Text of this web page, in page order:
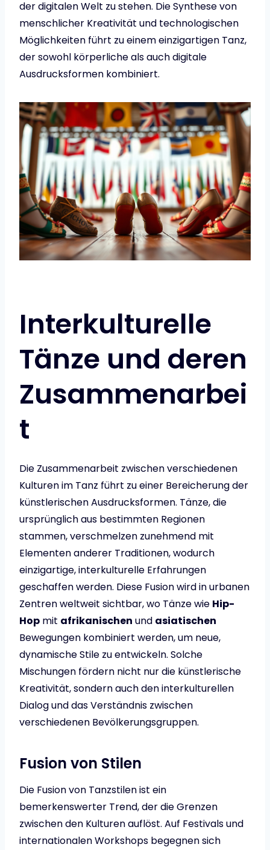
der digitalen Welt zu stehen. Die Synthese von
menschlicher Kreativität und technologischen
Möglichkeiten führt zu einem einzigartigen Tanz,
der sowohl körperliche als auch digitale
Ausdrucksformen kombiniert.
Interkulturelle
Tänze und deren
Zusammenarbei
t
Die Zusammenarbeit zwischen verschiedenen
Kulturen im Tanz führt zu einer Bereicherung der
künstlerischen Ausdrucksformen. Tänze, die
ursprünglich aus bestimmten Regionen
stammen, verschmelzen zunehmend mit
Elementen anderer Traditionen, wodurch
einzigartige, interkulturelle Erfahrungen
geschaffen werden. Diese Fusion wird in urbanen
Zentren weltweit sichtbar, wo Tänze wie Hip-
Hop mit afrikanischen und asiatischen
Bewegungen kombiniert werden, um neue,
dynamische Stile zu entwickeln. Solche
Mischungen fördern nicht nur die künstlerische
Kreativität, sondern auch den interkulturellen
Dialog und das Verständnis zwischen
verschiedenen Bevölkerungsgruppen.
Fusion von Stilen
Die Fusion von Tanzstilen ist ein
bemerkenswerter Trend, der die Grenzen
zwischen den Kulturen auflöst. Auf Festivals und
internationalen Workshops begegnen sich